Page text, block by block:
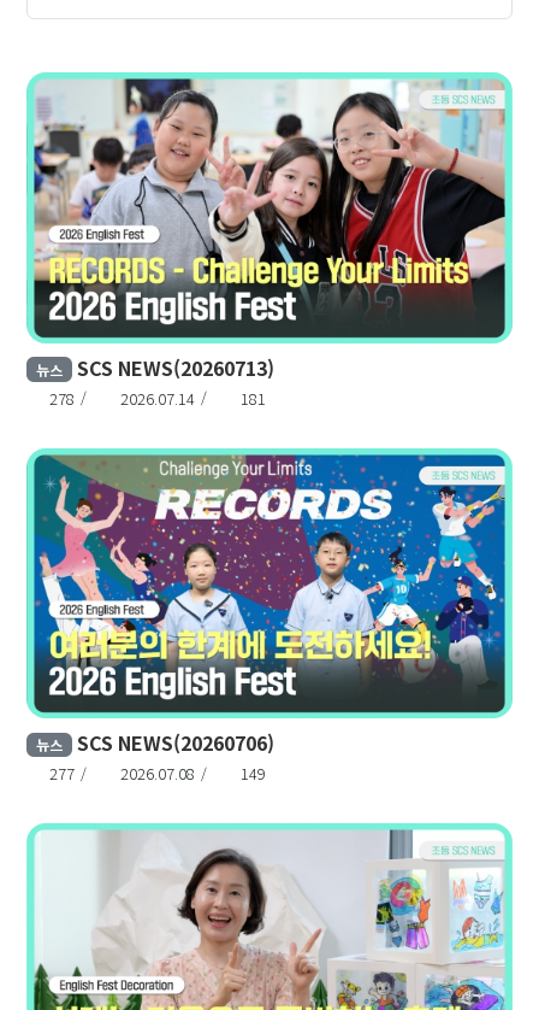
뉴스 SCS NEWS(20260713)
278 2026.07.14 181
뉴스 SCS NEWS(20260706)
277 2026.07.08 149